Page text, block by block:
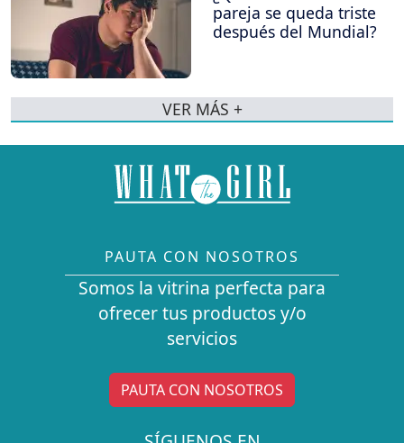
pareja se queda triste
después del Mundial?
VER MÁS +
PAUTA CON NOSOTROS
Somos la vitrina perfecta para
ofrecer tus productos y/o
servicios
PAUTA CON NOSOTROS